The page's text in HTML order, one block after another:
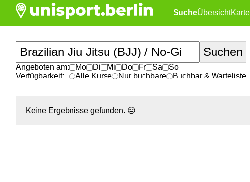
SucheÜbersichtKarte
Angeboten am: Mo Di Mi Do Fr Sa
So
Verfügbarkeit:
Alle Kurse Nur buchbare Buchbar & Warteliste
Keine Ergebnisse gefunden. 😔